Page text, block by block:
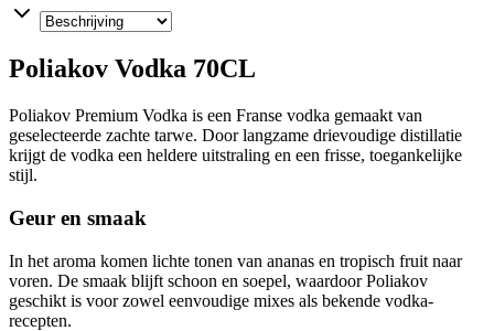
Poliakov Vodka 70CL
Poliakov Premium Vodka is een Franse vodka gemaakt van
geselecteerde zachte tarwe. Door langzame drievoudige distillatie
krijgt de vodka een heldere uitstraling en een frisse, toegankelijke
stijl.
Geur en smaak
In het aroma komen lichte tonen van ananas en tropisch fruit naar
voren. De smaak blijft schoon en soepel, waardoor Poliakov
geschikt is voor zowel eenvoudige mixes als bekende vodka-
recepten.